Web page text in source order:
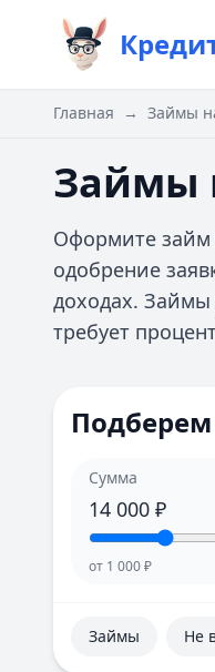
Главная → Займы
Займы
Оформите займ
одобрение
доходах.
требует
Сумма
14 000 ₽
от 1 000₽
Займы Не